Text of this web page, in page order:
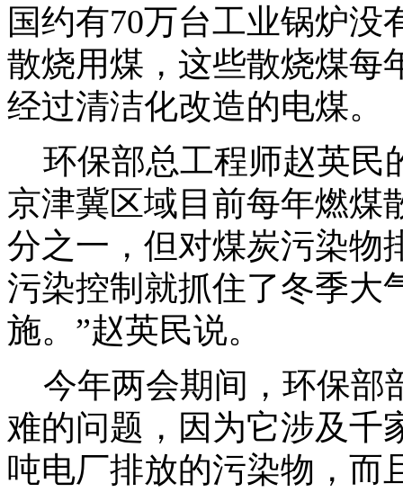
国约有70万台工业锅炉没
散烧用煤，这些散烧煤每
经过清洁化改造的电煤。
环保部总工程师赵英民
京津冀区域目前每年燃煤
分之一，但对煤炭污染物
污染控制就抓住了冬季大
施。”赵英民说。
今年两会期间，环保部
难的问题，因为它涉及千
吨电厂排放的污染物，而